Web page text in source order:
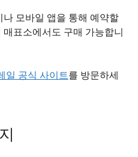
모바일 앱을 통해 예약할
표소에서도 구매 가능합니
일 공식 사이트를 방문하세